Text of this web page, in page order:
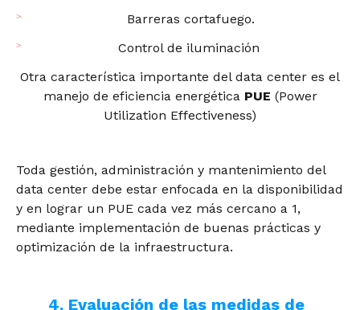
Barreras cortafuego.
Control de iluminación
Otra característica importante del data center es el
manejo de eficiencia energética PUE (Power
Utilization Effectiveness)
Toda gestión, administración y mantenimiento del
data center debe estar enfocada en la disponibilidad
y en lograr un PUE cada vez más cercano a 1,
mediante implementación de buenas prácticas y
optimización de la infraestructura.
4. Evaluación de las medidas de